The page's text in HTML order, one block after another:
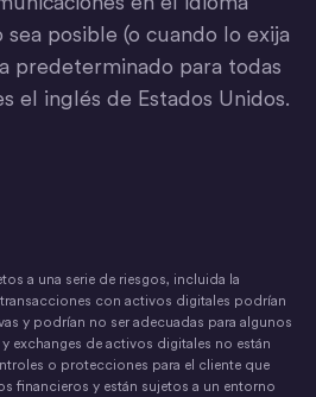
posible (o cuando lo exija
predeterminado para todas
el inglés de Estados Unidos.
del dinero
a una serie de riesgos, incluida la
con activos digitales podrían
y podrían no ser adecuadas para algunos
exchanges de activos digitales no están
o protecciones para el cliente que
financieros y están sujetos a un entorno